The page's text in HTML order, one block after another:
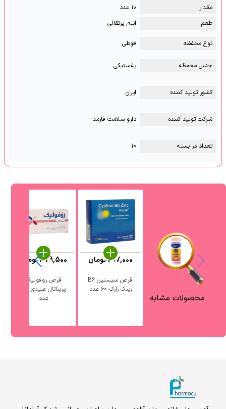
مقدار
۱۰ عدد
طعم
انبه, پرتقالی
نوع محفظه قوطی
جنس محفظه پلاستیکی
کشور تولید کننده ایران
شرکت تولید کننده دارو سلامت فارمد
تعداد در بسته ۱۰
محصولات مشابه
قرص سیستین B6
زینک رازک ۶۰ عدد
297,000تومان
قرص روفولیک
عدد
379,500تومان